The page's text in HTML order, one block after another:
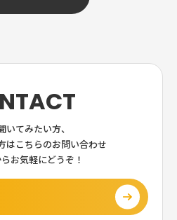
いてみたい方、
はこちらのお問い合わせ
お気軽にどうぞ！